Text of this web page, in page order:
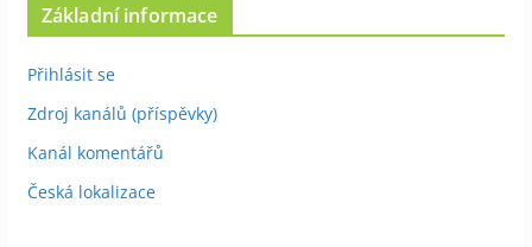
Základní informace
Přihlásit se
Zdroj kanálů (příspěvky)
Kanál komentářů
Česká lokalizace